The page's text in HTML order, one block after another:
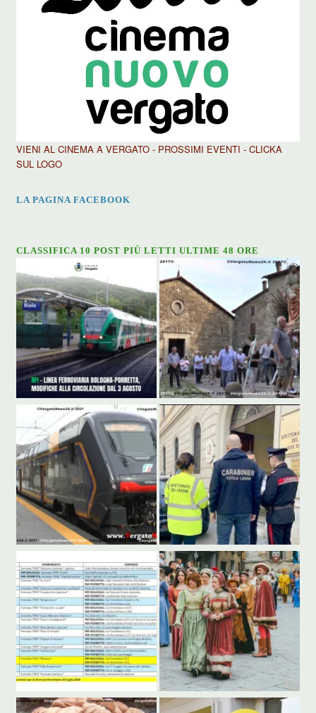
VIENI AL CINEMA A VERGATO - PROSSIMI EVENTI - CLICKA
SUL LOGO
LA PAGINA FACEBOOK
CLASSIFICA 10 POST PIÙ LETTI ULTIME 48 ORE